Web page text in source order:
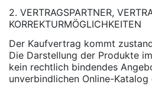
2. VERTRAGSPARTNER,
KORREKTURMÖGLICHKEITEN
Der Kaufvertrag kommt
Die Darstellung der Produkte
kein rechtlich bindendes
unverbindlichen Online-Katalog